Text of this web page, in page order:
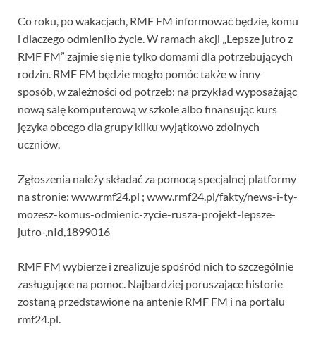
Co roku, po wakacjach, RMF FM informować będzie, komu
i dlaczego odmieniło życie. W ramach akcji „Lepsze jutro z
RMF FM” zajmie się nie tylko domami dla potrzebujących
rodzin. RMF FM będzie mogło pomóc także w inny
sposób, w zależności od potrzeb: na przykład wyposażając
nową salę komputerową w szkole albo finansując kurs
języka obcego dla grupy kilku wyjątkowo zdolnych
uczniów.
Zgłoszenia należy składać za pomocą specjalnej platformy
na stronie: www.rmf24.pl ; www.rmf24.pl/fakty/news-i-ty-
mozesz-komus-odmienic-zycie-rusza-projekt-lepsze-
jutro-,nId,1899016
RMF FM wybierze i zrealizuje spośród nich to szczególnie
zasługujące na pomoc. Najbardziej poruszające historie
zostaną przedstawione na antenie RMF FM i na portalu
rmf24.pl.